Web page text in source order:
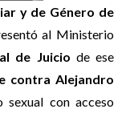
y de Género de
al Ministerio
de Juicio de ese
contra Alejandro
sexual con acceso